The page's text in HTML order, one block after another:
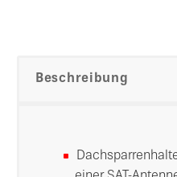
Beschreibung